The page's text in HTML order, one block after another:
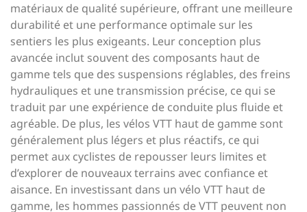
matériaux de qualité supérieure, offrant une meilleure
durabilité et une performance optimale sur les
sentiers les plus exigeants. Leur conception plus
avancée inclut souvent des composants haut de
gamme tels que des suspensions réglables, des freins
hydrauliques et une transmission précise, ce qui se
traduit par une expérience de conduite plus fluide et
agréable. De plus, les vélos VTT haut de gamme sont
généralement plus légers et plus réactifs, ce qui
permet aux cyclistes de repousser leurs limites et
d’explorer de nouveaux terrains avec confiance et
aisance. En investissant dans un vélo VTT haut de
gamme, les hommes passionnés de VTT peuvent non